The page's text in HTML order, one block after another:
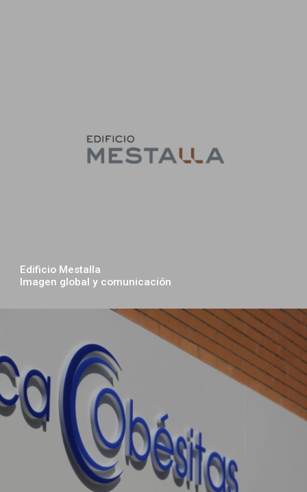
Edificio Mestalla
Imagen global y comunicación